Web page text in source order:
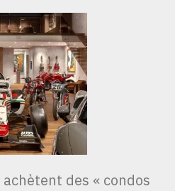
des « condos